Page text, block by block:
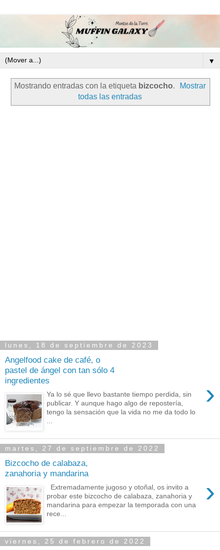
▼
Mostrando entradas con la etiqueta bizcocho.
Mostrar
todas las entradas
lunes, 18 de septiembre de 2023
Angelfood cake de café, o
pastel de ángel con tan sólo 4
ingredientes
›
Ya lo sé que llevo bastante tiempo perdida, sin
publicar. Y aunque hago algo de repostería,
tengo la sensación que la vida no me da todo lo
martes, 27 de septiembre de 2022
Bizcocho de calabaza,
zanahoria y mandarina
›
Extremadamente jugoso y otoñal, os invito a
probar este bizcocho de calabaza, zanahoria y
mandarina para empezar la temporada con una
rece...
viernes, 25 de febrero de 2022